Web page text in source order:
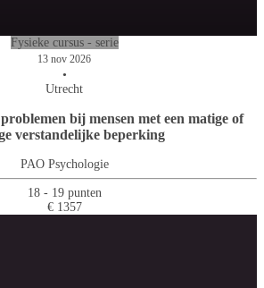
Fysieke cursus - serie
13 nov 2026
•
Utrecht
bij mensen met een matige of
verstandelijke beperking
PAO Psychologie
18 - 19 punten
€ 1357